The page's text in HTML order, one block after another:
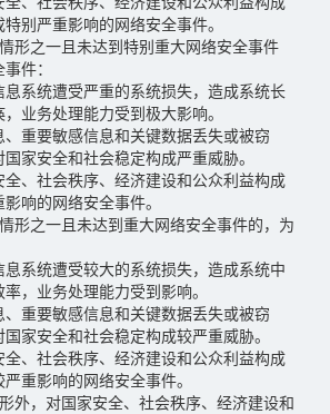
别严重影响的网络安全事件。
之一且未达到特别重大网络安全事件
件：
统遭受严重的系统损失，造成系统长
业务处理能力受到极大影响。
要敏感信息和关键数据丢失或被窃
家安全和社会稳定构成严重威胁。
社会秩序、经济建设和公众利益构成
响的网络安全事件。
之一且未达到重大网络安全事件的，为
统遭受较大的系统损失，造成系统中
，业务处理能力受到影响。
要敏感信息和关键数据丢失或被窃
家安全和社会稳定构成较严重威胁。
社会秩序、经济建设和公众利益构成
重影响的网络安全事件。
，对国家安全、社会秩序、经济建设和